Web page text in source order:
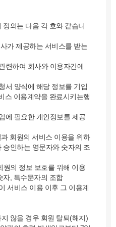
의는 다음 각 호와 같습니
가 제공하는 서비스를 받는
련하여 회사와 이용자간에
서 양식에 해당 정보를 기입
스 이용계약을 완료시키는행
에 필요한 개인정보를 제공
회원의 서비스 이용을 위하
인하는 영문자와 숫자의 조
원의 정보 보호를 위해 이용
자, 특수문자의 조합
서비스 이용 이후 그 이용계
않을 경우 회원 탈퇴(해지)